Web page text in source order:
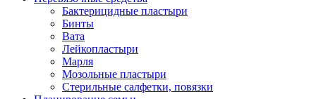
Бактерицидные пластыри
Бинты
Вата
Лейкопластыри
Марля
Мозольные пластыри
Стерильные салфетки, повязки